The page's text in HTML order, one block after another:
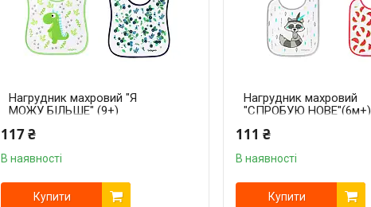
Нагрудник махровий "Я
МОЖУ БІЛЬШЕ" (9+)
117 ₴
В наявності
Купити
Нагрудник махровий
"СПРОБУЮ НОВЕ"(6м+)
111 ₴
В наявності
Купити